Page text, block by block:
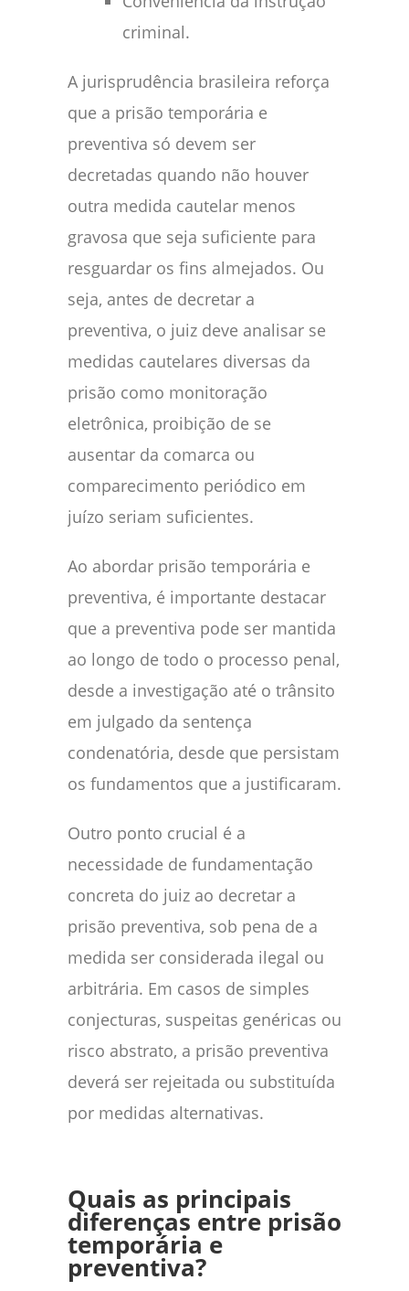
criminal.
A jurisprudência brasileira reforça
que a prisão temporária e
preventiva só devem ser
decretadas quando não houver
outra medida cautelar menos
gravosa que seja suficiente para
resguardar os fins almejados. Ou
seja, antes de decretar a
preventiva, o juiz deve analisar se
medidas cautelares diversas da
prisão como monitoração
eletrônica, proibição de se
ausentar da comarca ou
comparecimento periódico em
juízo seriam suficientes.
Ao abordar prisão temporária e
preventiva, é importante destacar
que a preventiva pode ser mantida
ao longo de todo o processo penal,
desde a investigação até o trânsito
em julgado da sentença
condenatória, desde que persistam
os fundamentos que a justificaram.
Outro ponto crucial é a
necessidade de fundamentação
concreta do juiz ao decretar a
prisão preventiva, sob pena de a
medida ser considerada ilegal ou
arbitrária. Em casos de simples
conjecturas, suspeitas genéricas ou
risco abstrato, a prisão preventiva
deverá ser rejeitada ou substituída
por medidas alternativas.
Quais as principais
diferenças entre prisão
temporária e
preventiva?